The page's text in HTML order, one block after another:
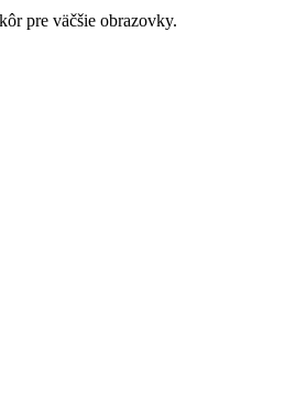
pre väčšie obrazovky.